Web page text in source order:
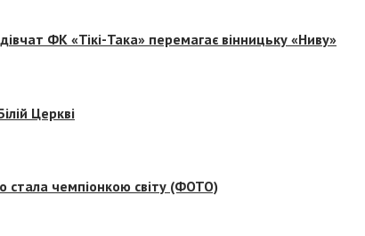
ФК «Тікі-Така» перемагає вінницьку «Ниву»
Церкві
стала чемпіонкою світу (ФОТО)